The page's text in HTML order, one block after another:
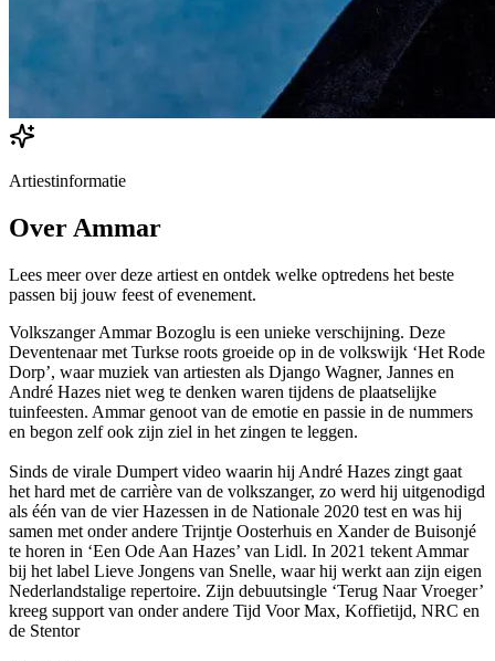
Artiestinformatie
Over Ammar
Lees meer over deze artiest en ontdek welke optredens het beste
passen bij jouw feest of evenement.
Volkszanger Ammar Bozoglu is een unieke verschijning. Deze
Deventenaar met Turkse roots groeide op in de volkswijk ‘Het Rode
Dorp’, waar muziek van artiesten als Django Wagner, Jannes en
André Hazes niet weg te denken waren tijdens de plaatselijke
tuinfeesten. Ammar genoot van de emotie en passie in de nummers
en begon zelf ook zijn ziel in het zingen te leggen.
Sinds de virale Dumpert video waarin hij André Hazes zingt gaat
het hard met de carrière van de volkszanger, zo werd hij uitgenodigd
als één van de vier Hazessen in de Nationale 2020 test en was hij
samen met onder andere Trijntje Oosterhuis en Xander de Buisonjé
te horen in ‘Een Ode Aan Hazes’ van Lidl. In 2021 tekent Ammar
bij het label Lieve Jongens van Snelle, waar hij werkt aan zijn eigen
Nederlandstalige repertoire. Zijn debuutsingle ‘Terug Naar Vroeger’
kreeg support van onder andere Tijd Voor Max, Koffietijd, NRC en
de Stentor